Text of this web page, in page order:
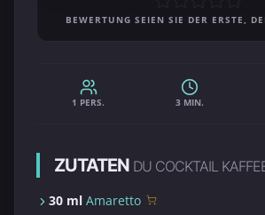
BEWERTUNG SEIEN SIE DER ERSTE,
1 PERS. 3 MIN.
ZUTATEN DU COCKTAIL
30 ml Amaretto